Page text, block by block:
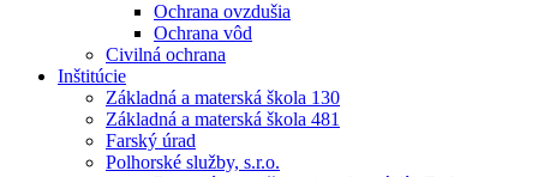
Ochrana ovzdušia
Ochrana vôd
Civilná ochrana
Inštitúcie
Základná a materská škola 130
Základná a materská škola 481
Farský úrad
Polhorské služby, s.r.o.